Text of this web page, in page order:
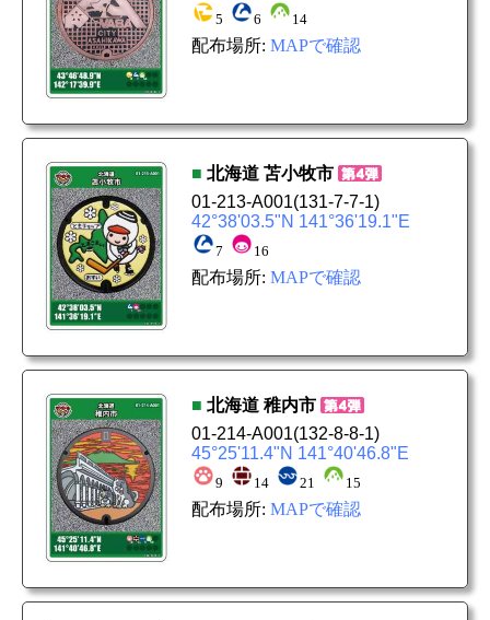
5 6 14
配布場所: MAPで確認
■ 北海道 苫小牧市
01-213-A001(131-7-7-1)
42°38'03.5"N 141°36'19.1"E
7 16
配布場所: MAPで確認
■ 北海道 稚内市
01-214-A001(132-8-8-1)
45°25'11.4"N 141°40'46.8"E
9 14 21 15
配布場所: MAPで確認